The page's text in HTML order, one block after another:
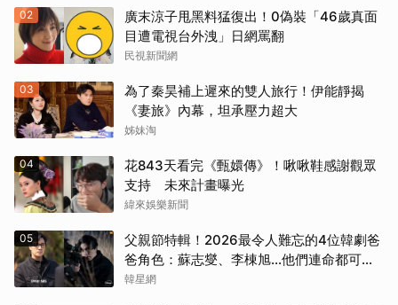
02
廣末涼子甩黑料猛復出！0偽裝「46歲真面
目遭電視台外洩」日網罵翻
民視新聞網
03
為了秦昊補上遲來的雙人旅行！伊能靜揭
《妻旅》內幕，坦承壓力超大
姊妹淘
04
花843天看完《甄嬛傳》！啾啾鞋感謝觀眾
支持 未來計畫曝光
緯來娛樂新聞
05
父親節特輯！2026最令人難忘的4位韓劇爸
爸角色：蘇志燮、李棟旭...他們連命都可以
不要
韓星網